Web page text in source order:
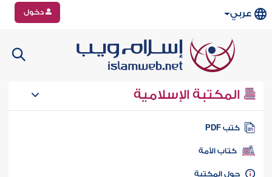
عربي دخول
المكتبة الإسلامية
كتب PDF
كتاب الأمة